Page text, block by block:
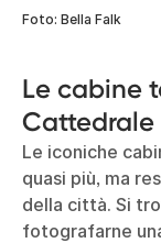
Foto: Bella Falk
Le cabine
Cattedrale
Le iconiche
quasi più, ma
della città. Si
fotografarne